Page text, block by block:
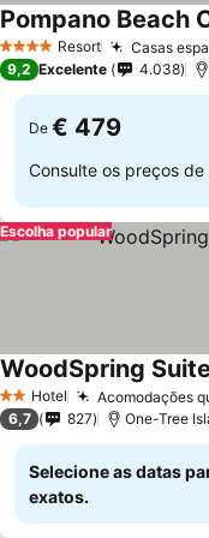
4 EstrelasResort Casas
Pompano Beach
9,2 Excelente 4.038
De € 479
Consulte os preços de
Escolha popular
2 Estrelas
Hotel Acomodações
WoodSpring
6,7 827 One-Tree
Selecione as datas
exatos.